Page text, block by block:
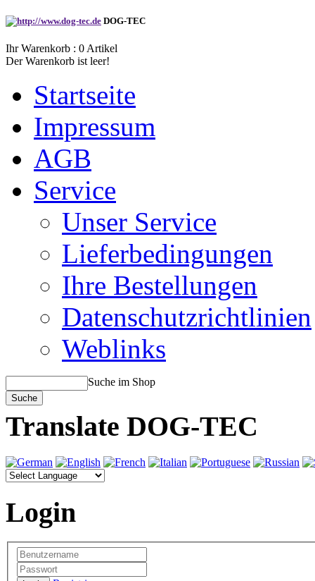
DOG-TEC
Ihr Warenkorb : 0 Artikel
Der Warenkorb ist leer!
Startseite
Impressum
AGB
Service
Unser Service
Lieferbedingungen
Ihre Bestellungen
Datenschutzrichtlinien
Weblinks
Suche im Shop
Translate DOG-TEC
Login